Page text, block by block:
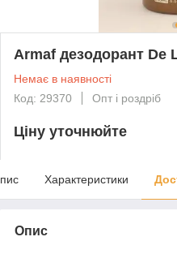
Armaf дезодорант De
Немає в наявності
Код: 29370
Опт і роздріб
Ціну уточнюйте
Характеристики
Опис